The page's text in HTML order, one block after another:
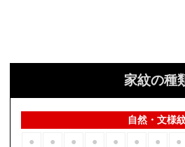
家紋の種
自然・文様